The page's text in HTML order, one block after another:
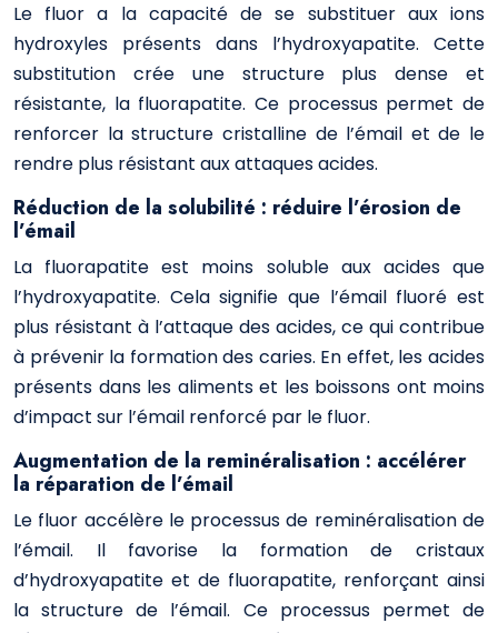
Le fluor a la capacité de se substituer aux ions
hydroxyles présents dans l’hydroxyapatite. Cette
substitution crée une structure plus dense et
résistante, la fluorapatite. Ce processus permet de
renforcer la structure cristalline de l’émail et de le
rendre plus résistant aux attaques acides.
Réduction de la solubilité : réduire l’érosion de
l’émail
La fluorapatite est moins soluble aux acides que
l’hydroxyapatite. Cela signifie que l’émail fluoré est
plus résistant à l’attaque des acides, ce qui contribue
à prévenir la formation des caries. En effet, les acides
présents dans les aliments et les boissons ont moins
d’impact sur l’émail renforcé par le fluor.
Augmentation de la reminéralisation : accélérer
la réparation de l’émail
Le fluor accélère le processus de reminéralisation de
l’émail. Il favorise la formation de cristaux
d’hydroxyapatite et de fluorapatite, renforçant ainsi
la structure de l’émail. Ce processus permet de